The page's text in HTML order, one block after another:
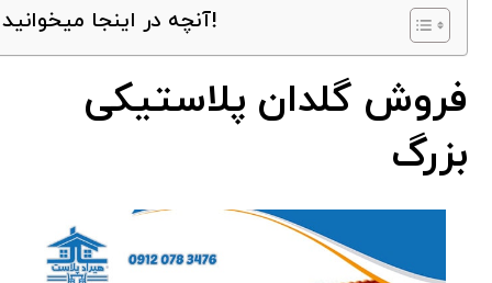
آنچه در اینجا میخوانید!
فروش گلدان پلاستیکی
بزرگ